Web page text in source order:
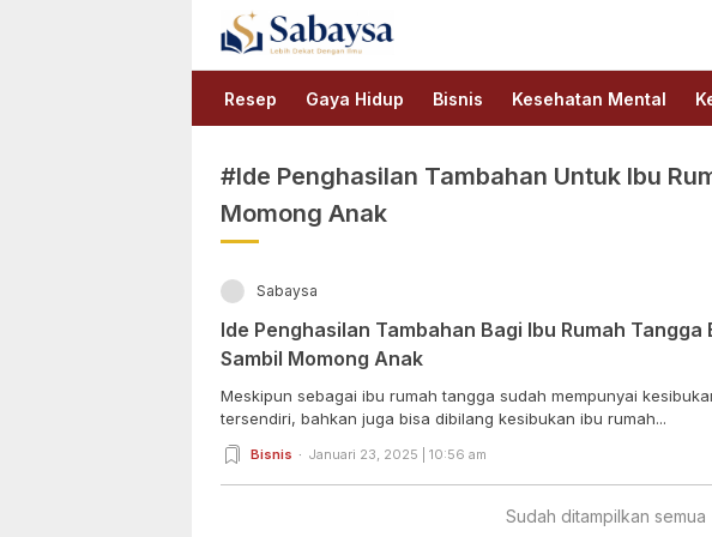
Sabaysa
Lebih Dekat Dengan Ilmu
Resep Gaya Hidup Bisnis Kesehatan Mental
#Ide Penghasilan Tambahan Untuk Ibu
Momong Anak
Sabaysa
Ide Penghasilan Tambahan Bagi Ibu Rumah Tangga
Sambil Momong Anak
Meskipun sebagai ibu rumah tangga sudah mempunyai
tersendiri, bahkan juga bisa dibilang kesibukan ibu rumah...
Bisnis Januari 23, 2025 | 10:56 am
Sudah ditampilkan semua